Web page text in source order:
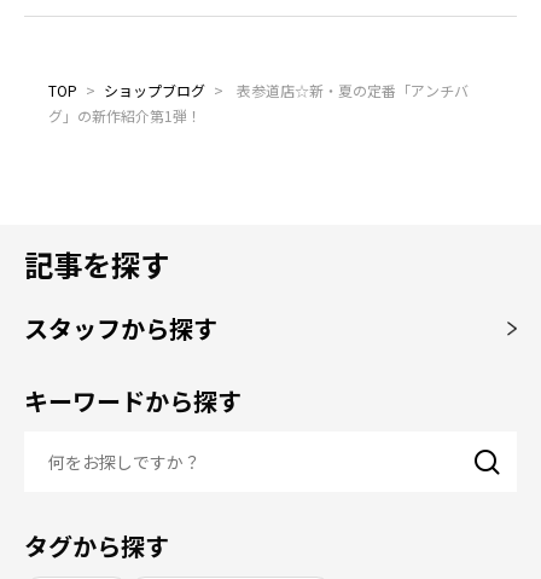
TOP > ショップブログ >
表参道店☆新・夏の定番「アンチバ
グ」の新作紹介第1弾！
記事を探す
スタッフから探す
キーワードから探す
タグから探す